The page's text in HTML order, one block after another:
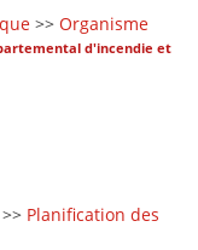
>> Organisme
d'incendie et
>> Planification des